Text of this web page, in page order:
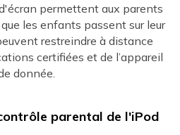
permettent aux parents
les enfants passent sur leur
restreindre à distance
certifiées et de l’appareil
donnée.
parental de l'iPod